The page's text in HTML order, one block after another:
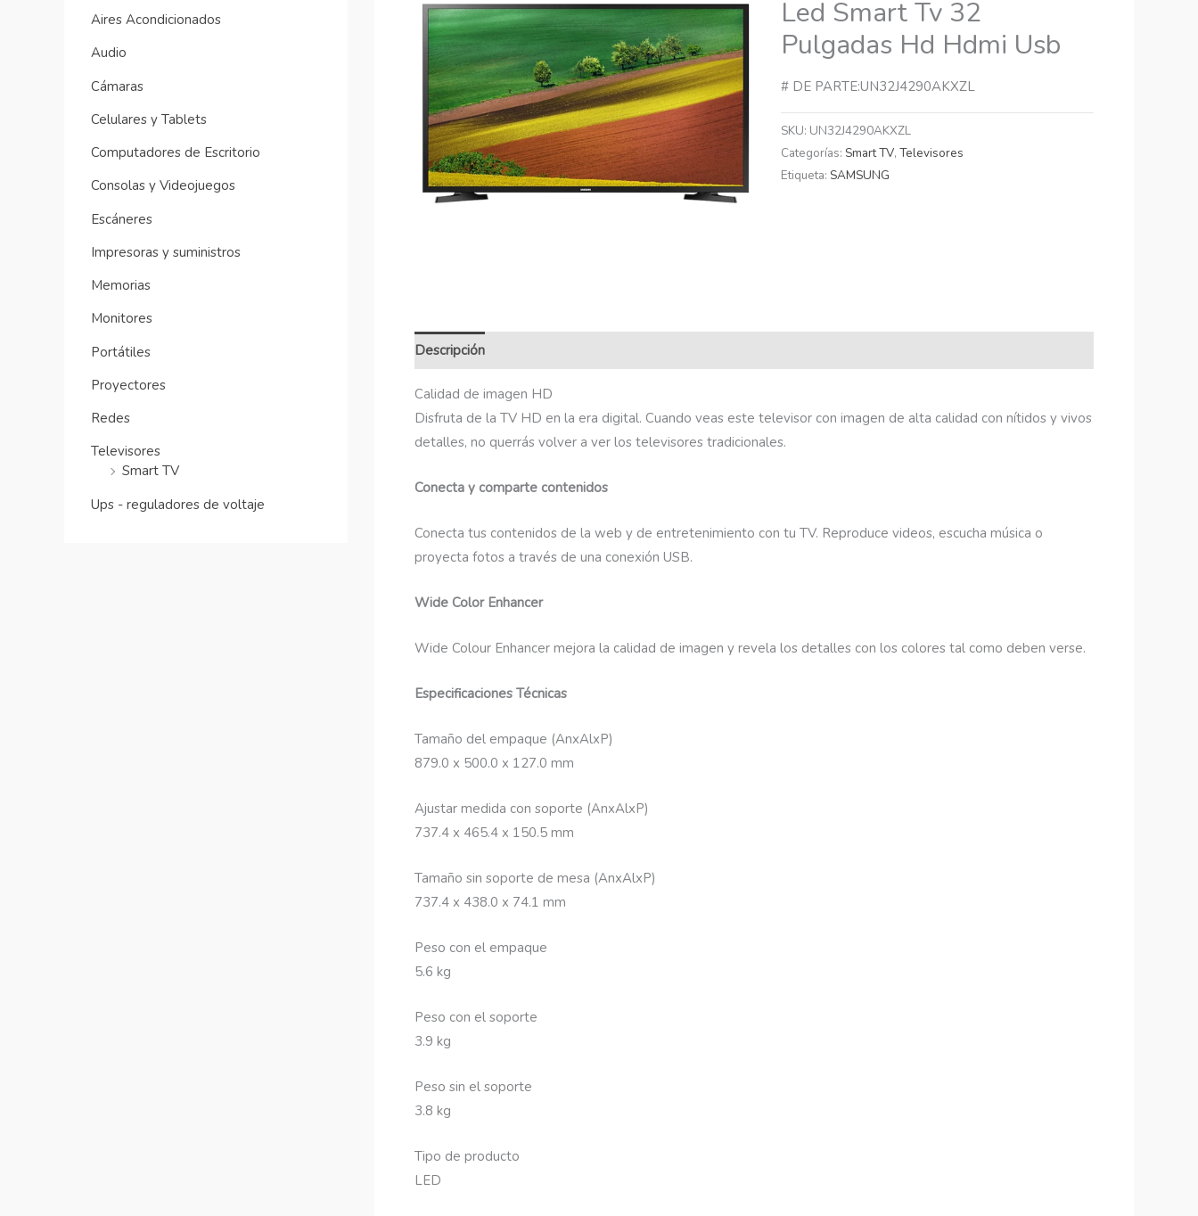
Aires Acondicionados
Audio
Cámaras
Celulares y Tablets
Computadores de Escritorio
Consolas y Videojuegos
Escáneres
Impresoras y suministros
Memorias
Monitores
Portátiles
Proyectores
Redes
Televisores
Smart TV
Ups - reguladores de voltaje
Led Smart Tv 32
Pulgadas Hd Hdmi Usb
# DE PARTE:UN32J4290AKXZL
SKU: UN32J4290AKXZL
Categorías: Smart TV,Televisores
Etiqueta: SAMSUNG
Descripción
Calidad de imagen HD
Disfruta de la TV HD en la era digital. Cuando veas este televisor con imagen de alta calidad con nítidos y vivos
detalles, no querrás volver a ver los televisores tradicionales.
Conecta y comparte contenidos
Conecta tus contenidos de la web y de entretenimiento con tu TV. Reproduce videos, escucha música o
proyecta fotos a través de una conexión USB.
Wide Color Enhancer
Wide Colour Enhancer mejora la calidad de imagen y revela los detalles con los colores tal como deben verse.
Especificaciones Técnicas
Tamaño del empaque (AnxAlxP)
879.0 x 500.0 x 127.0 mm
Ajustar medida con soporte (AnxAlxP)
737.4 x 465.4 x 150.5 mm
Tamaño sin soporte de mesa (AnxAlxP)
737.4 x 438.0 x 74.1 mm
Peso con el empaque
5.6 kg
Peso con el soporte
3.9 kg
Peso sin el soporte
3.8 kg
Tipo de producto
LED